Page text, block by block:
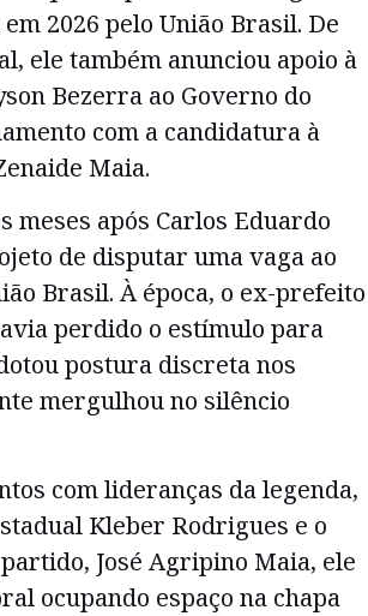
2026 pelo União Brasil. De
ele também anunciou apoio à
Bezerra ao Governo do
com a candidatura à
Maia.
meses após Carlos Eduardo
de disputar uma vaga ao
Brasil. À época, o ex-prefeito
perdido o estímulo para
postura discreta nos
mergulhou no silêncio
com lideranças da legenda,
Kleber Rodrigues e o
José Agripino Maia, ele
ocupando espaço na chapa